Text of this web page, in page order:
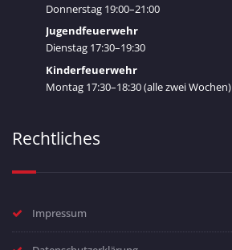
Donnerstag 19:00–21:00
Jugendfeuerwehr
Dienstag 17:30–19:30
Kinderfeuerwehr
Montag 17:30–18:30 (alle zwei Wochen)
Rechtliches
Impressum